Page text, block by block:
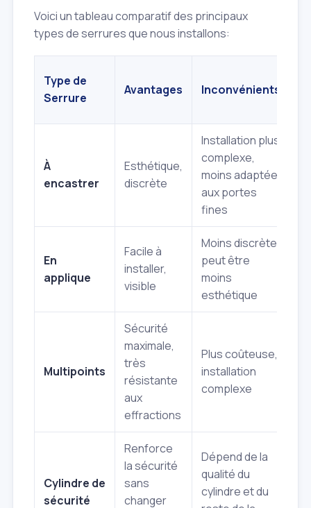
Voici un tableau comparatif des principaux
types de serrures que nous installons:
Type de
Serrure
Avantages Inconvénients
À
encastrer
Esthétique,
discrète
Installation plus
complexe,
moins adaptée
aux portes
fines
En
applique
Facile à
installer,
visible
Moins discrète,
peut être
moins
esthétique
Multipoints
Sécurité
maximale,
très
résistante
aux
effractions
Plus coûteuse,
installation
complexe
Cylindre de
sécurité
Renforce
la sécurité
sans
changer
Dépend de la
qualité du
cylindre et du